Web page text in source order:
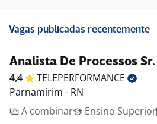
Vagas publicadas recentemente
Analista De Processos Sr.
4,4
TELEPERFORMANCE
Parnamirim - RN
A combinar
Ensino Superior